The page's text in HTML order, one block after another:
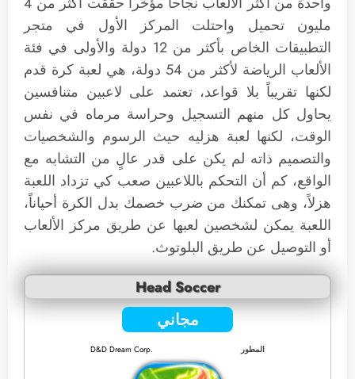
مليون تحميل واحتلت المركز الأول في متجر
التطبيقات الخاص بأكثر من 12 دولة والأولى في فئة
الألعاب الرياضة لأكثر من 54 دولة، هي لعبة كرة قدم
لكنها تقريباً بلا قواعد، تعتمد على لاعبين متنافسين
يحاول كل منهم التسجيل وحراسة مرماه في نفس
الوقت، لكنها لعبة هزليه حيث الرسوم والشخصيات
والتصميم ذاته لم يكن على قدر عالٍ من التشابه مع
الواقع، كم أن التحكم باللاعبين صعب كي تزداد اللعبة
هزلاً، وهى تمكنك من ضرب خصمك بدل الكرة أحياناً،
اللعبة يمكن لشخصين لعبها عن طريق مركز الألعاب
أو التوصيل عن طريق البلوتوث.
Head Soccer
مجاني
المطور D&D Dream Corp.